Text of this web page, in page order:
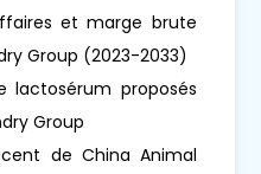
et marge brute
Group (2023-2033)
lactosérum proposés
Group
de China Animal